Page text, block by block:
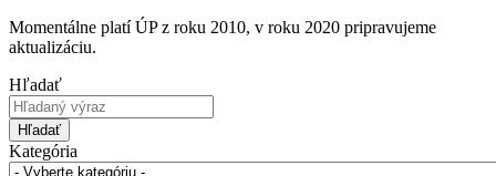
Momentálne platí ÚP z roku 2010, v roku 2020 pripravujeme
aktualizáciu.
Hľadať
Hľadať
Kategória